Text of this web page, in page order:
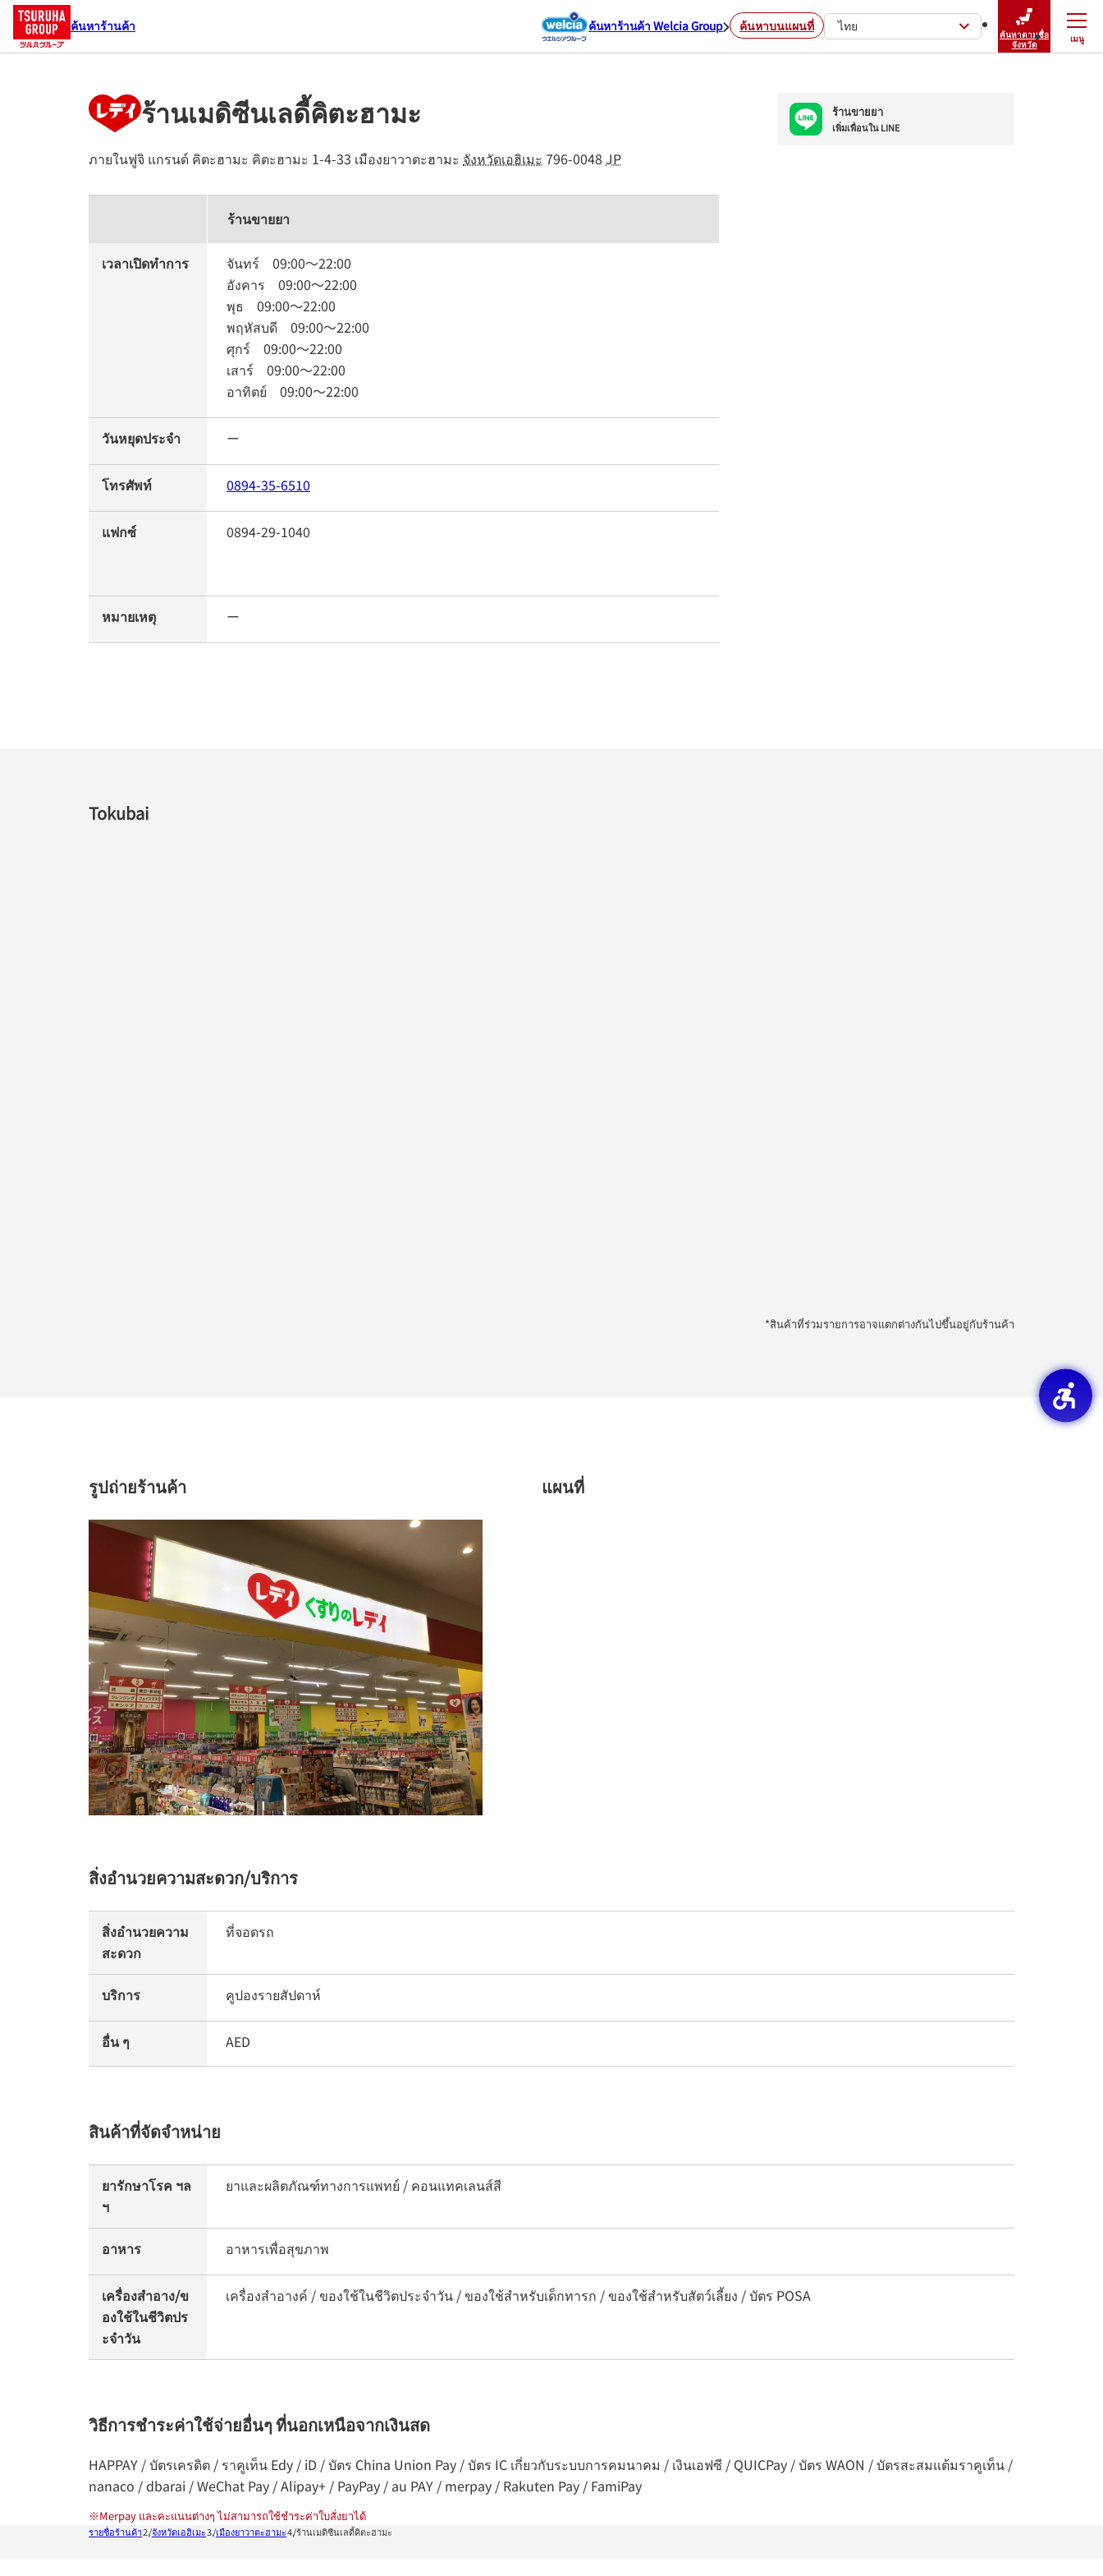
ค้นหาร้านค้า ค้นหาร้านค้า Welcia Group ค้นหาบนแผนที่ ไทย
ค้นหาตามชื่อ
จังหวัด
เมนู
ปิดเมนู
ร้านเมดิซีนเลดี้คิตะฮามะ
ภายในฟูจิ แกรนด์ คิตะฮามะ คิตะฮามะ 1-4-33 เมืองยาวาตะฮามะ จังหวัดเอฮิเมะ 796-0048 JP
ร้านขายยา
เพิ่มเพื่อนใน LINE
Tokubai
*สินค้าที่ร่วมรายการอาจแตกต่างกันไปขึ้นอยู่กับร้านค้า
ร้านขายยา
เวลาเปิดทำการ จันทร์ 09:00～22:00
อังคาร 09:00～22:00
พุธ 09:00～22:00
พฤหัสบดี 09:00～22:00
ศุกร์ 09:00～22:00
เสาร์ 09:00～22:00
อาทิตย์ 09:00～22:00
วันหยุดประจำ ー
โทรศัพท์ 0894-35-6510
แฟกซ์ 0894-29-1040
หมายเหตุ ー
รูปถ่ายร้านค้า แผนที่
สิ่งอำนวยความสะดวก/บริการ
สิ่งอำนวยความ
สะดวก
ที่จอดรถ
บริการ คูปองรายสัปดาห์
อื่น ๆ AED
สินค้าที่จัดจำหน่าย
ยารักษาโรค ฯล
ฯ
ยาและผลิตภัณฑ์ทางการแพทย์ / คอนแทคเลนส์สี
อาหาร อาหารเพื่อสุขภาพ
เครื่องสำอาง/ข
องใช้ในชีวิตปร
ะจำวัน
เครื่องสำอางค์ / ของใช้ในชีวิตประจำวัน / ของใช้สำหรับเด็กทารก / ของใช้สำหรับสัตว์เลี้ยง / บัตร POSA
วิธีการชำระค่าใช้จ่ายอื่นๆ ที่นอกเหนือจากเงินสด
HAPPAY / บัตรเครดิต / ราคูเท็น Edy / iD / บัตร China Union Pay / บัตร IC เกี่ยวกับระบบการคมนาคม / เงินเอฟซี / QUICPay / บัตร WAON / บัตรสะสมแต้มราคูเท็น /
nanaco / dbarai / WeChat Pay / Alipay+ / PayPay / au PAY / merpay / Rakuten Pay / FamiPay
※Merpay และคะแนนต่างๆ ไม่สามารถใช้ชำระค่าใบสั่งยาได้
รายชื่อร้านค้า จังหวัดเอฮิเมะ เมืองยาวาตะฮามะ ร้านเมดิซีนเลดี้คิตะฮามะ